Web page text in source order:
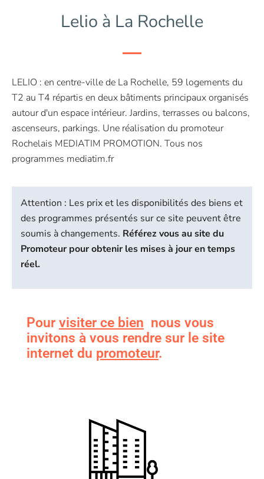
Lelio à La Rochelle
LELIO : en centre-ville de La Rochelle, 59 logements du
T2 au T4 répartis en deux bâtiments principaux organisés
autour d'un espace intérieur. Jardins, terrasses ou balcons,
ascenseurs, parkings. Une réalisation du promoteur
Rochelais MEDIATIM PROMOTION. Tous nos
programmes mediatim.fr
Attention : Les prix et les disponibilités des biens et
des programmes présentés sur ce site peuvent être
soumis à changements. Référez vous au site du
Promoteur pour obtenir les mises à jour en temps
réel.
Pour visiter ce bien nous vous
invitons à vous rendre sur le site
internet du promoteur.